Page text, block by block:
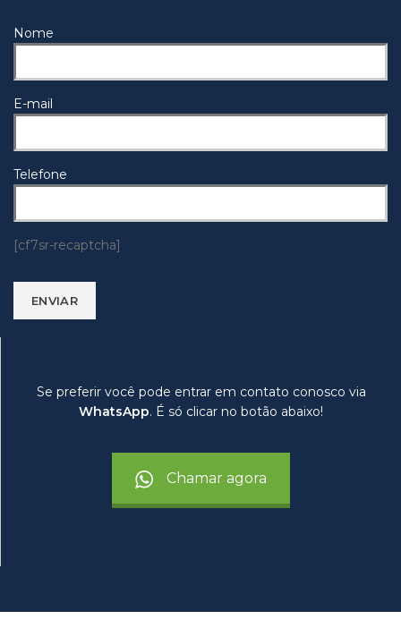
Nome
E-mail
Telefone
[cf7sr-recaptcha]
Se preferir você pode entrar em contato conosco via
WhatsApp. É só clicar no botão abaixo!
Chamar agora